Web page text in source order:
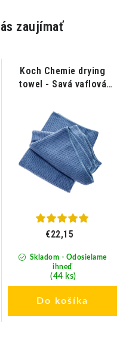
zaujímať
Koch Chemie drying
towel - Savá vaflová
Skladom - Odosielame
ihneď
(44 ks)
€22,15
Do košíka